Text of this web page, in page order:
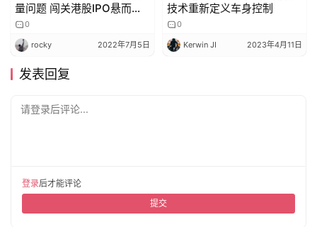
量问题 闯关港股IPO悬而未
决0
rocky 2022年7月5日
技术重新定义车身控制
0
Kerwin JI 2023年4月11日
发表回复
请登录后评论...
登录后才能评论
提交